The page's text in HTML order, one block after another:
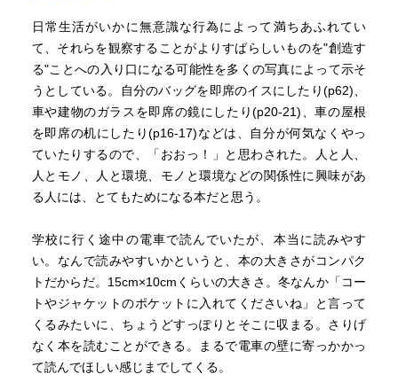
日常生活がいかに無意識な行為によって満ちあふれてい
て、それらを観察することがよりすばらしいものを"創造す
る"ことへの入り口になる可能性を多くの写真によって示そ
うとしている。自分のバッグを即席のイスにしたり(p62)、
車や建物のガラスを即席の鏡にしたり(p20-21)、車の屋根
を即席の机にしたり(p16-17)などは、自分が何気なくやっ
ていたりするので、「おおっ！」と思わされた。人と人、
人とモノ、人と環境、モノと環境などの関係性に興味があ
る人には、とてもためになる本だと思う。
学校に行く途中の電車で読んでいたが、本当に読みやす
い。なんで読みやすいかというと、本の大きさがコンパク
トだからだ。15cm×10cmくらいの大きさ。冬なんか「コー
トやジャケットのポケットに入れてくださいね」と言って
くるみたいに、ちょうどすっぽりとそこに収まる。さりげ
なく本を読むことができる。まるで電車の壁に寄っかかっ
て読んでほしい感じまでしてくる。